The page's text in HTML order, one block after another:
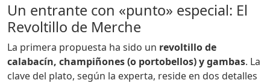
Un entrante con «punto» especial: El
Revoltillo de Merche
La primera propuesta ha sido un revoltillo de
calabacín, champiñones (o portobellos) y gambas. La
clave del plato, según la experta, reside en dos detalles